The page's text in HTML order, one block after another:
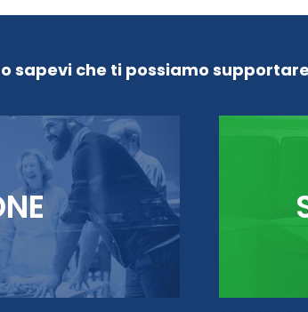
sapevi che ti possiamo